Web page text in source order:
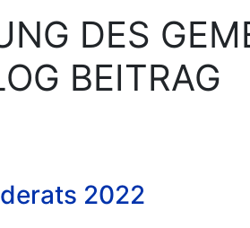
DES
BEITRAG
2022